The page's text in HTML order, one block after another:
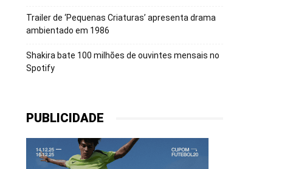
Trailer de ‘Pequenas Criaturas’ apresenta drama
ambientado em 1986
Shakira bate 100 milhões de ouvintes mensais no
Spotify
PUBLICIDADE